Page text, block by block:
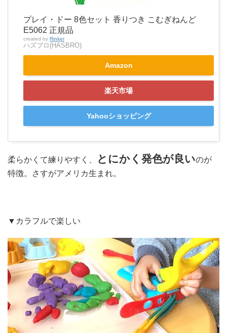
プレイ・ドー 8色セット 香りつき こむぎねんど
E5062 正規品
created by Rinker
ハズブロ(HASBRO)
Amazon
楽天市場
Yahooショッピング
柔らかくて練りやすく、 とにかく発色が良いのが
特徴。さすがアメリカ生まれ。
▼カラフルで楽しい